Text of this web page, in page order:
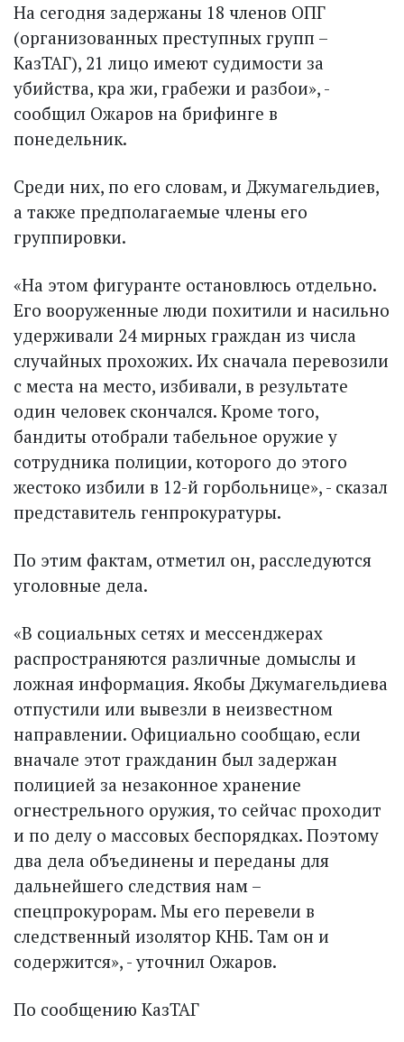
На сегодня задержаны 18 членов ОПГ
(организованных преступных групп –
КазТАГ), 21 лицо имеют судимости за
убийства, кра жи, грабежи и разбои», -
сообщил Ожаров на брифинге в
понедельник.
Среди них, по его словам, и Джумагельдиев,
а также предполагаемые члены его
группировки.
«На этом фигуранте остановлюсь отдельно.
Его вооруженные люди похитили и насильно
удерживали 24 мирных граждан из числа
случайных прохожих. Их сначала перевозили
с места на место, избивали, в результате
один человек скончался. Кроме того,
бандиты отобрали табельное оружие у
сотрудника полиции, которого до этого
жестоко избили в 12-й горбольнице», - сказал
представитель генпрокуратуры.
По этим фактам, отметил он, расследуются
уголовные дела.
«В социальных сетях и мессенджерах
распространяются различные домыслы и
ложная информация. Якобы Джумагельдиева
отпустили или вывезли в неизвестном
направлении. Официально сообщаю, если
вначале этот гражданин был задержан
полицией за незаконное хранение
огнестрельного оружия, то сейчас проходит
и по делу о массовых беспорядках. Поэтому
два дела объединены и переданы для
дальнейшего следствия нам –
спецпрокурорам. Мы его перевели в
следственный изолятор КНБ. Там он и
содержится», - уточнил Ожаров.
По сообщению КазТАГ